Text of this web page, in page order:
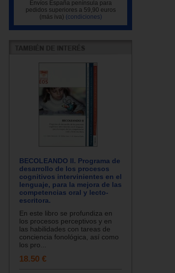
Envíos España península para
pedidos superiores a 59,90 euros
(más iva) (condiciones)
BECOLEANDO II. Programa de
desarrollo de los procesos
cognitivos intervinientes en el
lenguaje, para la mejora de las
competencias oral y lecto-
escritora.
En este libro se profundiza en
los procesos perceptivos y en
las habilidades con tareas de
conciencia fonológica, así como
los pro...
18.50 €